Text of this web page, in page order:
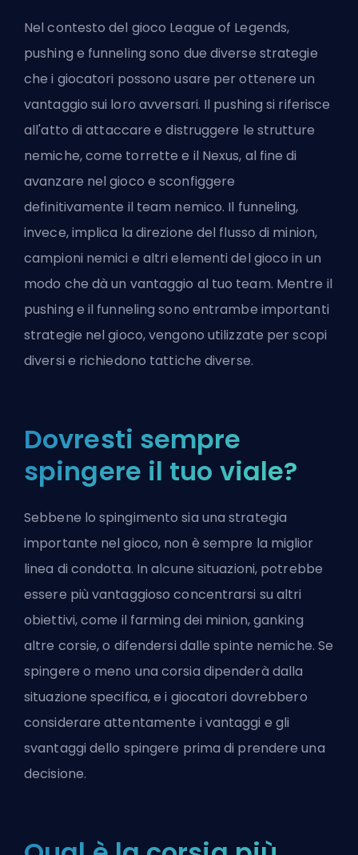
Nel contesto del gioco League of Legends,
pushing e funneling sono due diverse strategie
che i giocatori possono usare per ottenere un
vantaggio sui loro avversari. Il pushing si riferisce
all'atto di attaccare e distruggere le strutture
nemiche, come torrette e il Nexus, al fine di
avanzare nel gioco e sconfiggere
definitivamente il team nemico. Il funneling,
invece, implica la direzione del flusso di minion,
campioni nemici e altri elementi del gioco in un
modo che dà un vantaggio al tuo team. Mentre il
pushing e il funneling sono entrambe importanti
strategie nel gioco, vengono utilizzate per scopi
diversi e richiedono tattiche diverse.
Dovresti sempre
spingere il tuo viale?
Sebbene lo spingimento sia una strategia
importante nel gioco, non è sempre la miglior
linea di condotta. In alcune situazioni, potrebbe
essere più vantaggioso concentrarsi su altri
obiettivi, come il farming dei minion, ganking
altre corsie, o difendersi dalle spinte nemiche. Se
spingere o meno una corsia dipenderà dalla
situazione specifica, e i giocatori dovrebbero
considerare attentamente i vantaggi e gli
svantaggi dello spingere prima di prendere una
decisione.